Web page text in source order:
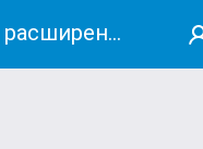
Модуль расширения Цинтрон МР-02м 12xAI